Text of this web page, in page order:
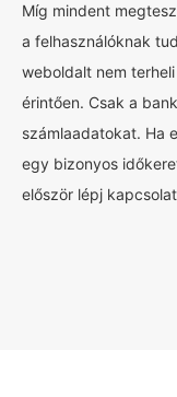
Míg mindent
a felhasználóknak
weboldalt nem
érintően. Csak a
számlaadatokat. Ha
egy bizonyos
először lépj